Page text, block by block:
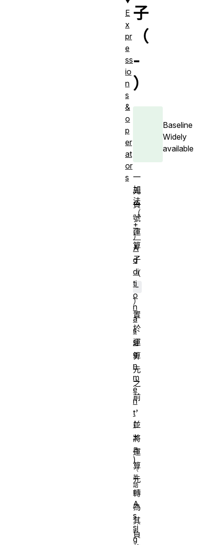
子
（
-
）
Baseline
Widely
available
一
元
負
號
運
算
子
（
-
）
置
於
運
算
元
之
前
，
並
將
運
算
元
轉
為
其
負
E
x
pr
e
ss
io
n
s
&
o
p
er
at
or
s
加
法
（
+
）
A
d
di
ti
o
n
a
s
si
g
n
m
e
n
t
(
+
=
)
A
s
si
g